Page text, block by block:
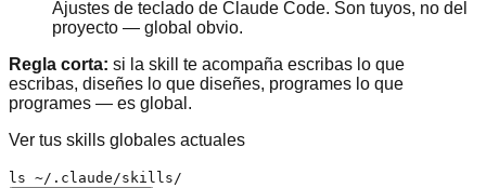
Ajustes de teclado de Claude Code. Son tuyos, no del
proyecto — global obvio.
Regla corta: si la skill te acompaña escribas lo que
escribas, diseñes lo que diseñes, programes lo que
programes — es global.
Ver tus skills globales actuales
ls ~/.claude/skills/